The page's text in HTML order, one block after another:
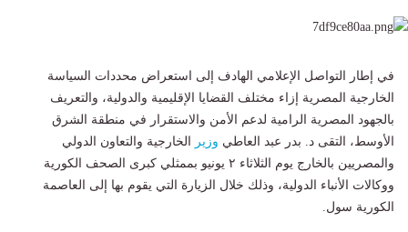
في إطار التواصل الإعلامي الهادف إلى استعراض محددات السياسة
الخارجية المصرية إزاء مختلف القضايا الإقليمية والدولية، والتعريف
بالجهود المصرية الرامية لدعم الأمن والاستقرار في منطقة الشرق
الأوسط، التقى د. بدر عبد العاطي وزير
الخارجية والتعاون الدولي
والمصريين بالخارج يوم الثلاثاء ٢ يونيو بممثلي كبرى الصحف الكورية
ووكالات الأنباء الدولية، وذلك خلال الزيارة التي يقوم بها إلى العاصمة
الكورية سول.